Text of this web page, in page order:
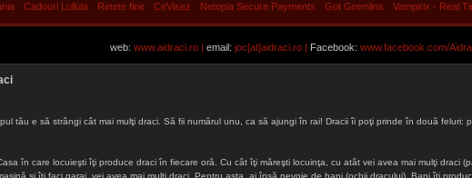
Cadouri Lullula Retete fine CeVisez Netopia Secure Payments Got Gremlins Vampirix - Real
web: www.aidraci.ro | email: joc[at]aidraci.ro | Facebook: www.facebook.com/
tău e să strângi cât mai mulţi draci. Să fii numărul unu, ca să ajungi în rai! Dracii îi poţi prinde în două
în care locuieşti îţi produce draci în fiecare oră. Cu cât îţi măreşti locuinţa, cu atât vei avea mai mulţi draci
şi îţi faci garaj, vei avea mai mulţi draci. Pentru asta, ai însă nevoie de bani (ochii dracului). Bani îţi